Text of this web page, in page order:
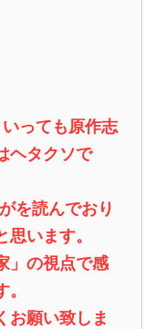
っても原作志
ヘタクソで
を読んでおり
思います。
」の視点で感
お願い致しま